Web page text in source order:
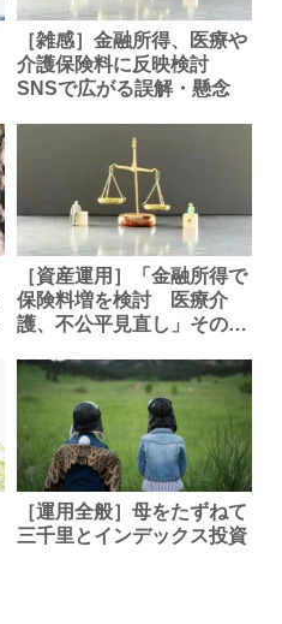
［雑感］金融所得、医療や
介護保険料に反映検討
SNSで広がる誤解・懸念
［資産運用］「金融所得で
保険料増を検討 医療介
護、不公平見直し」その先
［運用全般］母をたずねて
三千里とインデックス投資